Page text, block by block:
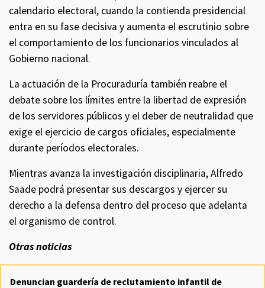
calendario electoral, cuando la contienda presidencial
entra en su fase decisiva y aumenta el escrutinio sobre
el comportamiento de los funcionarios vinculados al
Gobierno nacional.
La actuación de la Procuraduría también reabre el
debate sobre los límites entre la libertad de expresión
de los servidores públicos y el deber de neutralidad que
exige el ejercicio de cargos oficiales, especialmente
durante períodos electorales.
Mientras avanza la investigación disciplinaria, Alfredo
Saade podrá presentar sus descargos y ejercer su
derecho a la defensa dentro del proceso que adelanta
el organismo de control.
Otras noticias
Denuncian guardería de reclutamiento infantil de